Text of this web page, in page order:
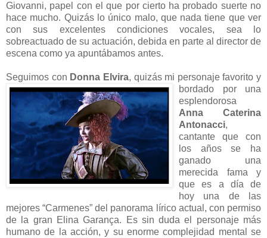
Giovanni, papel con el que por cierto ha probado suerte no
hace mucho. Quizás lo único malo, que nada tiene que ver
con sus excelentes condiciones vocales, sea lo
sobreactuado de su actuación, debida en parte al director de
escena como ya apuntábamos antes.
Seguimos con Donna Elvira, quizás mi personaje favorito y
bordado por una
esplendorosa
Anna Caterina
Antonacci,
cantante que con
los años se ha
ganado una
merecida fama y
que es a día de
hoy una de las
mejores “Carmenes” del panorama lírico actual, con permiso
de la gran Elina Garança. Es sin duda el personaje más
humano de la acción, y su enorme complejidad mental se